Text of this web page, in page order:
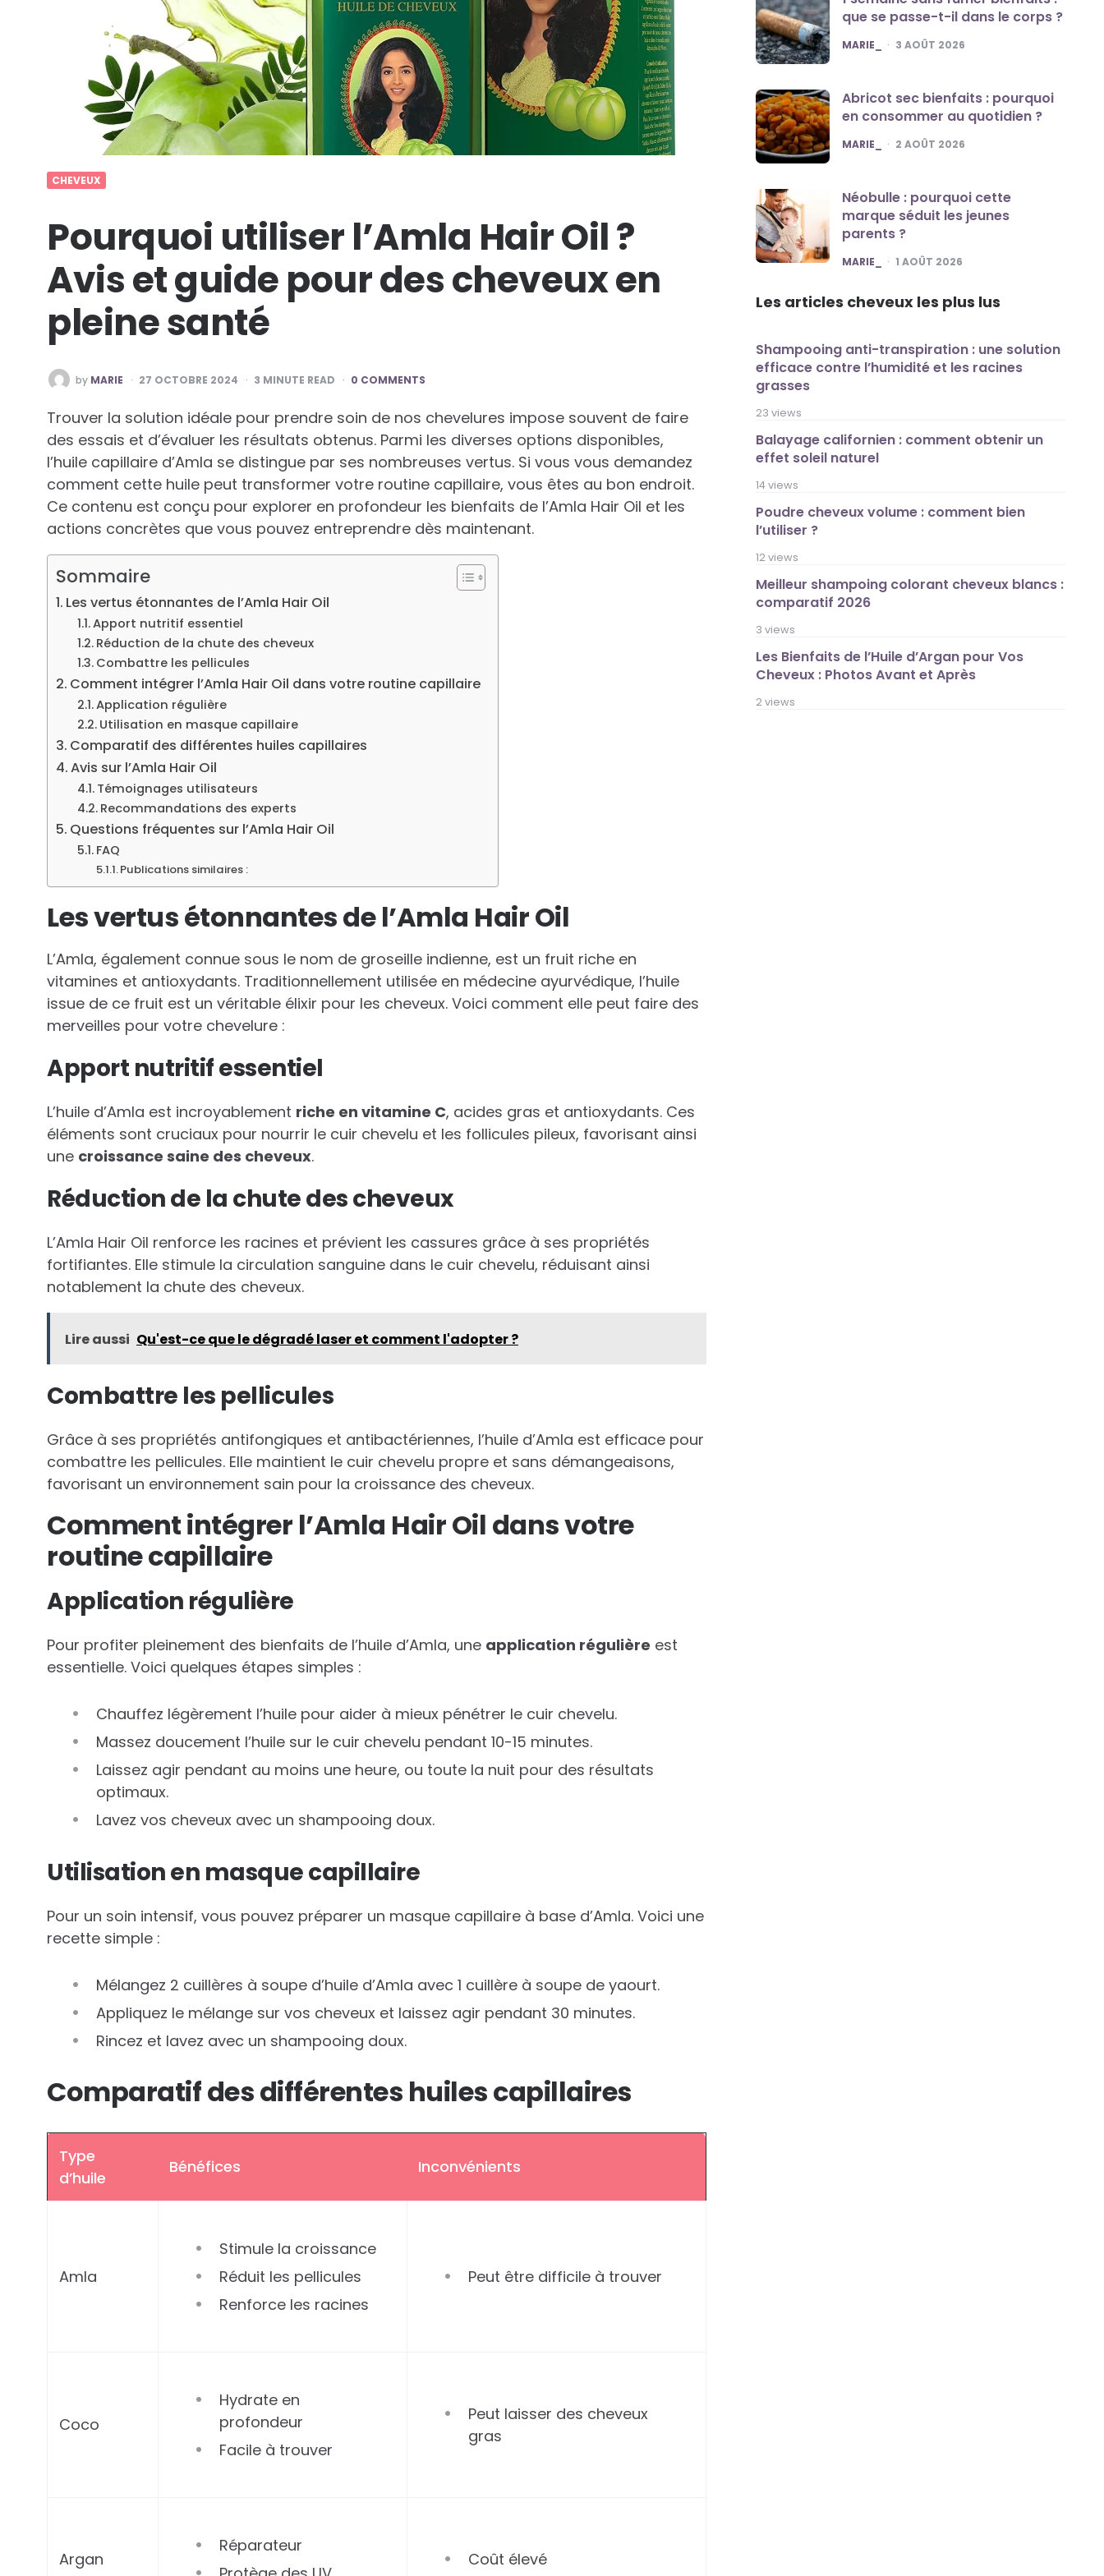
CHEVEUX
Pourquoi utiliser l’Amla Hair Oil ?
Avis et guide pour des cheveux en
pleine santé
POSTED
BY
by MARIE 27 OCTOBRE 2024 3 MINUTE READ 0 COMMENTS
Trouver la solution idéale pour prendre soin de nos chevelures impose souvent de faire
des essais et d’évaluer les résultats obtenus. Parmi les diverses options disponibles,
l’huile capillaire d’Amla se distingue par ses nombreuses vertus. Si vous vous demandez
comment cette huile peut transformer votre routine capillaire, vous êtes au bon endroit.
Ce contenu est conçu pour explorer en profondeur les bienfaits de l’Amla Hair Oil et les
actions concrètes que vous pouvez entreprendre dès maintenant.
Sommaire
Les vertus étonnantes de l’Amla Hair Oil
Apport nutritif essentiel
Réduction de la chute des cheveux
Combattre les pellicules
Comment intégrer l’Amla Hair Oil dans votre routine capillaire
Application régulière
Utilisation en masque capillaire
Comparatif des différentes huiles capillaires
Avis sur l’Amla Hair Oil
Témoignages utilisateurs
Recommandations des experts
Questions fréquentes sur l’Amla Hair Oil
FAQ
Publications similaires :
Les vertus étonnantes de l’Amla Hair Oil
L’Amla, également connue sous le nom de groseille indienne, est un fruit riche en
vitamines et antioxydants. Traditionnellement utilisée en médecine ayurvédique, l’huile
issue de ce fruit est un véritable élixir pour les cheveux. Voici comment elle peut faire des
merveilles pour votre chevelure :
Apport nutritif essentiel
L’huile d’Amla est incroyablement riche en vitamine C, acides gras et antioxydants. Ces
éléments sont cruciaux pour nourrir le cuir chevelu et les follicules pileux, favorisant ainsi
une croissance saine des cheveux.
Réduction de la chute des cheveux
L’Amla Hair Oil renforce les racines et prévient les cassures grâce à ses propriétés
fortifiantes. Elle stimule la circulation sanguine dans le cuir chevelu, réduisant ainsi
notablement la chute des cheveux.
Lire aussi Qu'est-ce que le dégradé laser et comment l'adopter ?
Combattre les pellicules
Grâce à ses propriétés antifongiques et antibactériennes, l’huile d’Amla est efficace pour
combattre les pellicules. Elle maintient le cuir chevelu propre et sans démangeaisons,
favorisant un environnement sain pour la croissance des cheveux.
Comment intégrer l’Amla Hair Oil dans votre
routine capillaire
Application régulière
Pour profiter pleinement des bienfaits de l’huile d’Amla, une application régulière est
essentielle. Voici quelques étapes simples :
Chauffez légèrement l’huile pour aider à mieux pénétrer le cuir chevelu.
Massez doucement l’huile sur le cuir chevelu pendant 10-15 minutes.
Laissez agir pendant au moins une heure, ou toute la nuit pour des résultats
optimaux.
Lavez vos cheveux avec un shampooing doux.
Utilisation en masque capillaire
Pour un soin intensif, vous pouvez préparer un masque capillaire à base d’Amla. Voici une
recette simple :
Mélangez 2 cuillères à soupe d’huile d’Amla avec 1 cuillère à soupe de yaourt.
Appliquez le mélange sur vos cheveux et laissez agir pendant 30 minutes.
Rincez et lavez avec un shampooing doux.
Comparatif des différentes huiles capillaires
Type
d’huile
Bénéfices Inconvénients
Amla
Stimule la croissance
Réduit les pellicules
Renforce les racines
Peut être difficile à trouver
Coco
Hydrate en
profondeur
Facile à trouver
Peut laisser des cheveux
gras
Argan
Réparateur
Coût élevé
que se passe-t-il dans le corps ?
POSTED
MARIE_ 3 AOÛT 2026
Abricot sec bienfaits : pourquoi
en consommer au quotidien ?
POSTED
MARIE_ 2 AOÛT 2026
Néobulle : pourquoi cette
marque séduit les jeunes
parents ?
POSTED
MARIE_ 1 AOÛT 2026
Les articles cheveux les plus lus
Shampooing anti-transpiration : une solution
efficace contre l’humidité et les racines
grasses
23 views
Balayage californien : comment obtenir un
effet soleil naturel
14 views
Poudre cheveux volume : comment bien
l’utiliser ?
12 views
Meilleur shampoing colorant cheveux blancs :
comparatif 2026
3 views
Les Bienfaits de l’Huile d’Argan pour Vos
Cheveux : Photos Avant et Après
2 views